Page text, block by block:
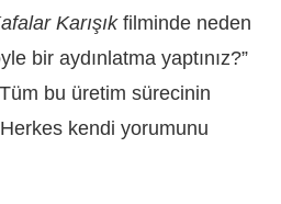
Karışıkfilminde neden
bir aydınlatma yaptınız?”
bu üretim sürecinin
kendi yorumunu